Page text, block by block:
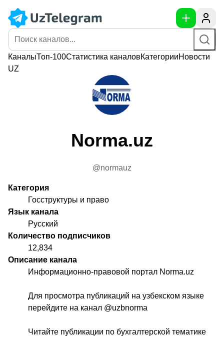
КаналыТоп-100Статистика каналовКатегорииНовости
UZ
Norma.uz
@normauz
Категория
Госструктуры и право
Язык канала
Русский
Количество подписчиков
12,834
Описание канала
Информационно-правовой портал Norma.uz
Для просмотра публикаций на узбекском языке
перейдите на канал @uzbnorma
Читайте публикации по бухгалтерской тематике